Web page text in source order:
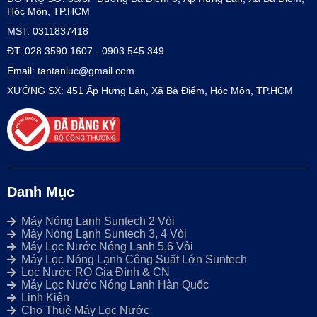
Hóc Môn, TP.HCM
MST: 0311837418
ĐT: 028 3590 1607 - 0903 545 349
Email: tantanluc@gmail.com
XƯỞNG SX: 451 Ấp Hưng Lân, Xã Bà Điểm, Hóc Môn, TP.HCM
Danh Mục
Máy Nóng Lạnh Suntech 2 Vòi
Máy Nóng Lạnh Suntech 3, 4 Vòi
Máy Lọc Nước Nóng Lạnh 5,6 Vòi
Máy Lọc Nóng Lạnh Công Suất Lớn Suntech
Lọc Nước RO Gia Đình & CN
Máy Lọc Nước Nóng Lạnh Hàn Quốc
Linh Kiện
Cho Thuê Máy Lọc Nước